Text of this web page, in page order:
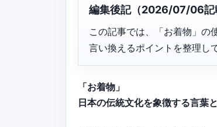
編集後記（2026/07/06記
この記事では、「お着物」の
言い換えるポイントを整理し
「お着物」
日本の伝統文化を象徴する言葉と